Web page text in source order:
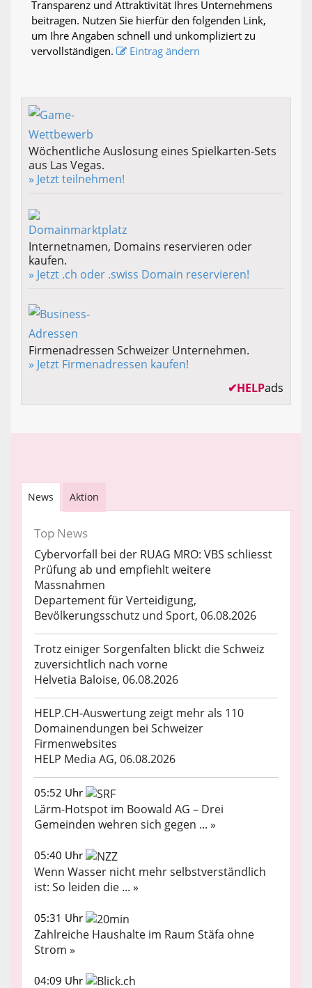
Transparenz und Attraktivität Ihres Unternehmens
beitragen. Nutzen Sie hierfür den folgenden Link,
um Ihre Angaben schnell und unkompliziert zu
vervollständigen.
Eintrag ändern
Wöchentliche Auslosung eines Spielkarten-Sets
aus Las Vegas.
» Jetzt teilnehmen!
Internetnamen, Domains reservieren oder
kaufen.
» Jetzt .ch oder .swiss Domain reservieren!
Firmenadressen Schweizer Unternehmen.
» Jetzt Firmenadressen kaufen!
✔HELPads
News Aktion
Top News
Cybervorfall bei der RUAG MRO: VBS schliesst
Prüfung ab und empfiehlt weitere
Massnahmen
Departement für Verteidigung,
Bevölkerungsschutz und Sport, 06.08.2026
Trotz einiger Sorgenfalten blickt die Schweiz
zuversichtlich nach vorne
Helvetia Baloise, 06.08.2026
HELP.CH-Auswertung zeigt mehr als 110
Domainendungen bei Schweizer
Firmenwebsites
HELP Media AG, 06.08.2026
05:52 Uhr
Lärm-Hotspot im Boowald AG – Drei
Gemeinden wehren sich gegen ... »
05:40 Uhr
Wenn Wasser nicht mehr selbstverständlich
ist: So leiden die ... »
05:31 Uhr
Zahlreiche Haushalte im Raum Stäfa ohne
Strom »
04:09 Uhr